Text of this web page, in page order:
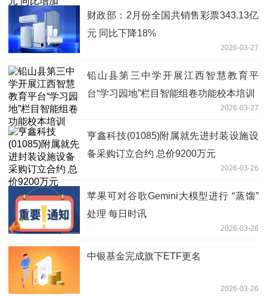
财政部：2月份全国共销售彩票343.13亿
元 同比下降18%
2026-03-27
铅山县第三中学开展江西智慧教育平
台“学习园地”栏目智能组卷功能校本培训
2026-03-27
亨鑫科技(01085)附属就先进封装设施设
备采购订立合约 总价9200万元
2026-03-26
苹果可对谷歌Gemini大模型进行 “蒸馏”
处理 每日时讯
2026-03-26
中银基金完成旗下ETF更名
2026-03-26